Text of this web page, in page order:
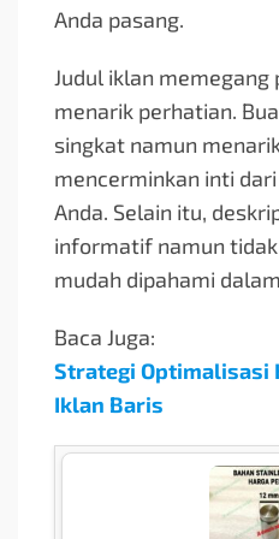
Anda pasang.
Judul iklan
menarik perhatian.
singkat namun
mencerminkan inti
Anda. Selain itu,
informatif namun
mudah dipahami
Baca Juga:
Strategi Optimalisasi
Iklan Baris